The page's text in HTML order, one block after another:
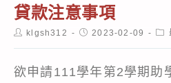
貸款注意事項
Postklgsh312
Post2023-02-09
欲申請111學年第2學期助